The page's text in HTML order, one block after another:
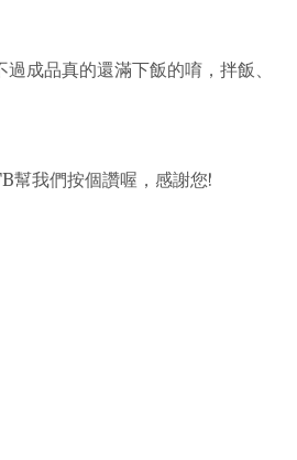
成品真的還滿下飯的唷，拌飯、
幫我們按個讚喔，感謝您!